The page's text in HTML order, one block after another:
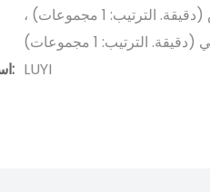
عبوة مخصصة (دقيقة. الترتيب: 1 مجموعات) ، شعار مخصص (دقيقة. الترتيب: 1 مجموعات) ،
الترتيب: 1 مجموعات)
اسم العلامة التجارية: LUYI